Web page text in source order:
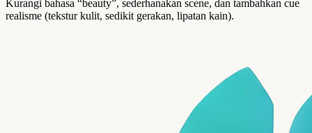
Kurangi bahasa “beauty”, sederhanakan scene, dan tambahkan cue
realisme (tekstur kulit, sedikit gerakan, lipatan kain).